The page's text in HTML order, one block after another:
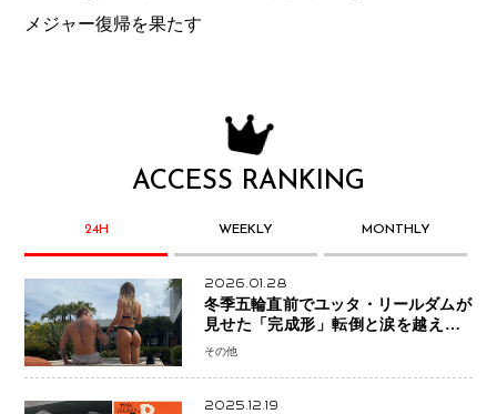
メジャー復帰を果たす
ACCESS RANKING
24H WEEKLY MONTHLY
2026.01.28
冬季五輪直前でユッタ・リールダムが
見せた「完成形」転倒と涙を越えて─
ミラノで金を狙うオランダ女王の現在
その他
2025.12.19